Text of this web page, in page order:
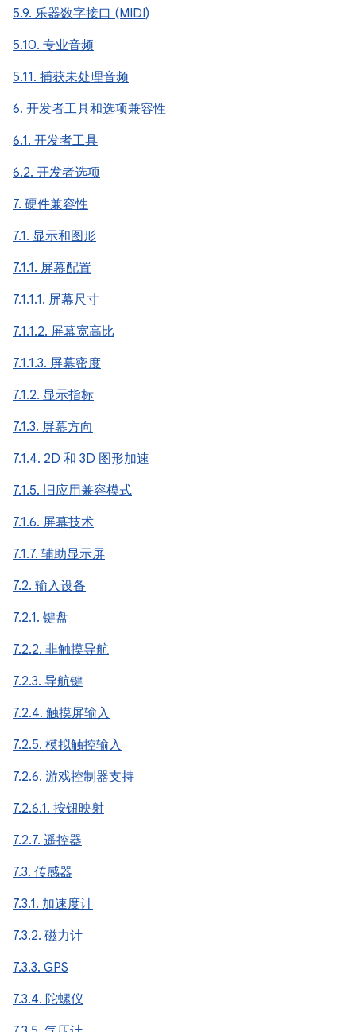
5.9. 乐器数字接口 (MIDI)
5.10. 专业音频
5.11. 捕获未处理音频
6. 开发者工具和选项兼容性
6.1. 开发者工具
6.2. 开发者选项
7. 硬件兼容性
7.1. 显示和图形
7.1.1. 屏幕配置
7.1.1.1. 屏幕尺寸
7.1.1.2. 屏幕宽高比
7.1.1.3. 屏幕密度
7.1.2. 显示指标
7.1.3. 屏幕方向
7.1.4. 2D 和 3D 图形加速
7.1.5. 旧应用兼容模式
7.1.6. 屏幕技术
7.1.7. 辅助显示屏
7.2. 输入设备
7.2.1. 键盘
7.2.2. 非触摸导航
7.2.3. 导航键
7.2.4. 触摸屏输入
7.2.5. 模拟触控输入
7.2.6. 游戏控制器支持
7.2.6.1. 按钮映射
7.2.7. 遥控器
7.3. 传感器
7.3.1. 加速度计
7.3.2. 磁力计
7.3.3. GPS
7.3.4. 陀螺仪